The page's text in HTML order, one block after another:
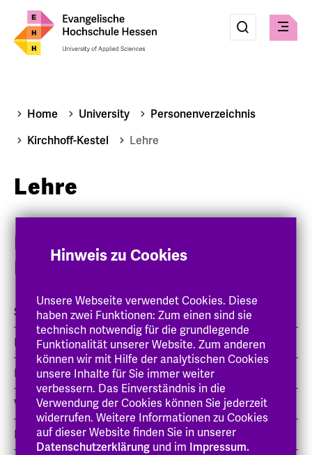
Suche
absenden
Home University
Personenverzeichnis
Kirchhoff-Kestel
Lehre
Lehre
Lehrveranstaltungen an der EH
Darmstadt
Strategisches Controlling
Externes und internes Rechnungswesen
Datenerhebung
Vertiefung qualitative Forschung
Rechnungswesen und Controlling
Hinweis zu Cookies
Unsere Webseite verwendet Cookies. Diese
haben zwei Funktionen: Zum einen sind sie
technisch notwendig für die grundlegende
Funktionalität unserer Website. Zum anderen
können wir mit Hilfe der analytischen Cookies
unsere Inhalte für Sie immer weiter
verbessern. Das Einverständnis in die
Verwendung der Cookies können Sie jederzeit
widerrufen. Weitere Informationen zu Cookies
auf dieser Website finden Sie in unserer
Datenschutzerklärung und im Impressum.